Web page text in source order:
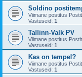
Soldino
Viimane postitus
Vastuseid: 1
Tallinn-Valk PV
Viimane postitus
Vastuseid: 1
Kas on tempel?
Viimane postitus
Vastuseid: 1